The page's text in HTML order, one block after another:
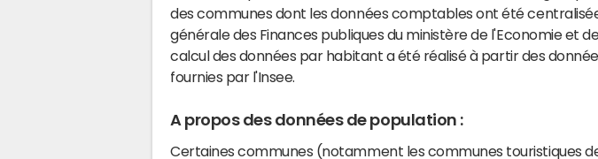
des communes dont les données comptables ont été
générale des Finances publiques du ministère de l'Economie et
calcul des données par habitant a été réalisé à partir des
fournies par l'Insee.
A propos des données de population :
Certaines communes (notamment les communes touristiques